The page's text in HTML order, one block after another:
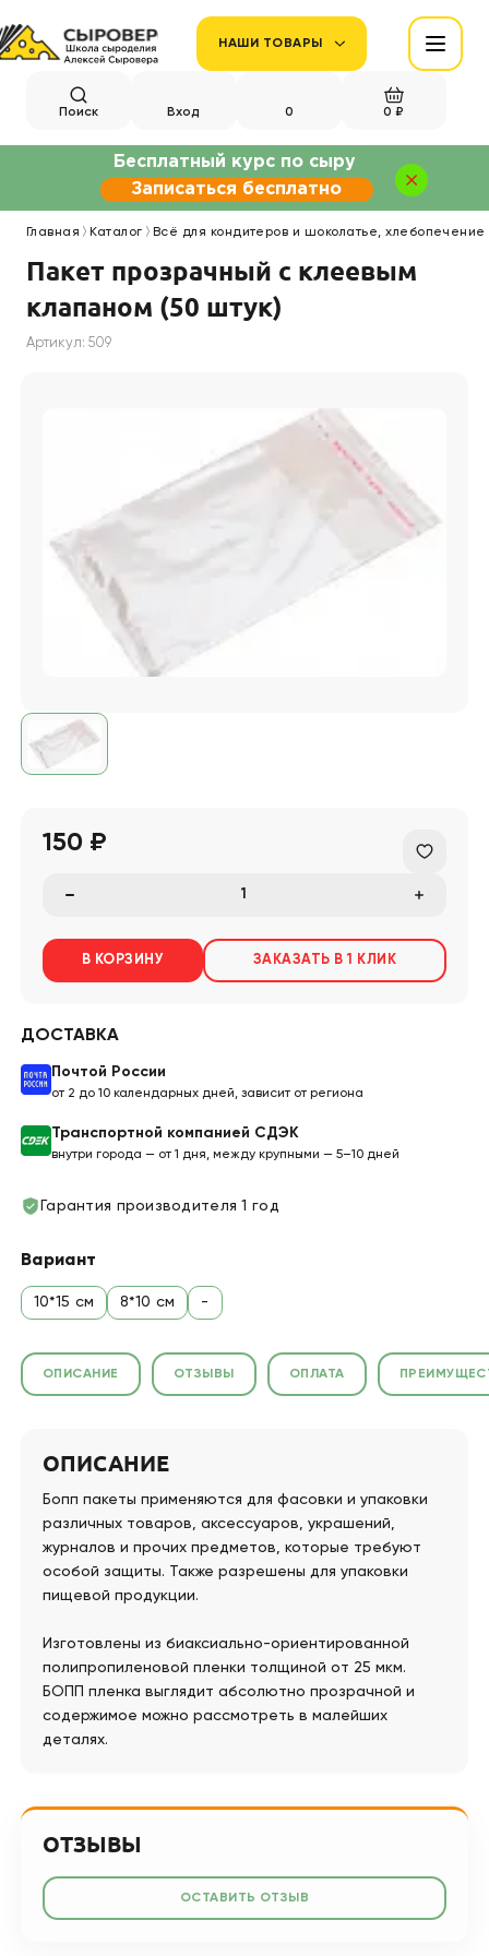
НАШИ ТОВАРЫ
Поиск Вход 0 0 ₽
Главная Каталог Всё для кондитеров и шоколатье, хлебопечение
Пакет прозрачный с клеевым
клапаном (50 штук)
Артикул: 509
150 ₽
В КОРЗИНУ ЗАКАЗАТЬ В 1 КЛИК
ДОСТАВКА
Почтой России
от 2 до 10 календарных дней, зависит от региона
Транспортной компанией СДЭК
внутри города — от 1 дня, между крупными — 5–10 дней
Гарантия производителя 1 год
Вариант
10*15 см 8*10 см -
ОПИСАНИЕ ОТЗЫВЫ ОПЛАТА
ОПИСАНИЕ
Бопп пакеты применяются для фасовки и упаковки
различных товаров, аксессуаров, украшений,
журналов и прочих предметов, которые требуют
особой защиты. Также разрешены для упаковки
пищевой продукции.
Изготовлены из биаксиально-ориентированной
полипропиленовой пленки толщиной от 25 мкм.
БОПП пленка выглядит абсолютно прозрачной и
содержимое можно рассмотреть в малейших
деталях.
ОТЗЫВЫ
ОСТАВИТЬ ОТЗЫВ
Записаться бесплатно
Бесплатный курс по сыру